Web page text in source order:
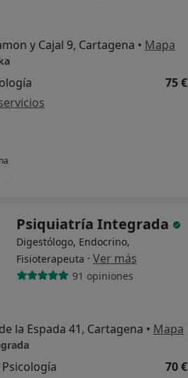
y Cajal 9, Cartagena • Mapa
75 €
Psiquiatría Integrada
Digestólogo, Endocrino,
Fisioterapeuta · Ver más
91 opiniones
la Espada 41, Cartagena • Mapa
70 €